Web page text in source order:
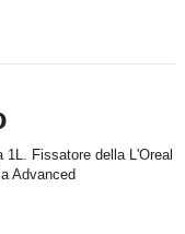
1L. Fissatore della L'Oreal
Advanced